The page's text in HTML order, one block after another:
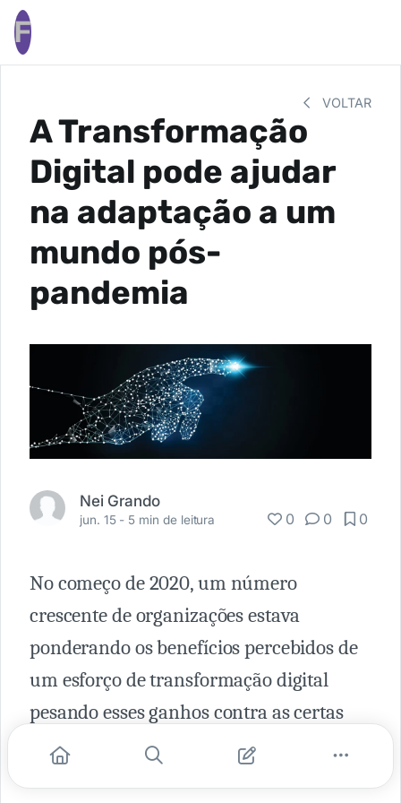
F
VOLTAR
A Transformação
Digital pode ajudar
na adaptação a um
mundo pós-
pandemia
Nei Grando
jun. 15 - 5 min de leitura 0 0 0
No começo de 2020, um número
crescente de organizações estava
ponderando os benefícios percebidos de
um esforço de transformação digital
pesando esses ganhos contra as certas
interrupções nos negócios que esse